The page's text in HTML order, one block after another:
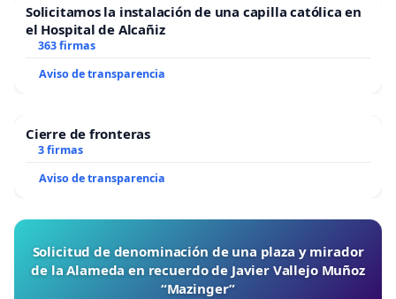
Solicitamos la instalación de una capilla católica en
el Hospital de Alcañiz
363 firmas
Aviso de transparencia
Cierre de fronteras
3 firmas
Aviso de transparencia
Solicitud de denominación de una plaza y mirador
de la Alameda en recuerdo de Javier Vallejo Muñoz
“Mazinger”